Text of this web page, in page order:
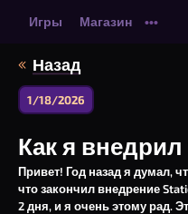
Игры Магазин •••
Назад
1/18/2026
Как я внедрил
Привет! Год назад я думал,
что закончил внедрение
2 дня, и я очень этому рад.